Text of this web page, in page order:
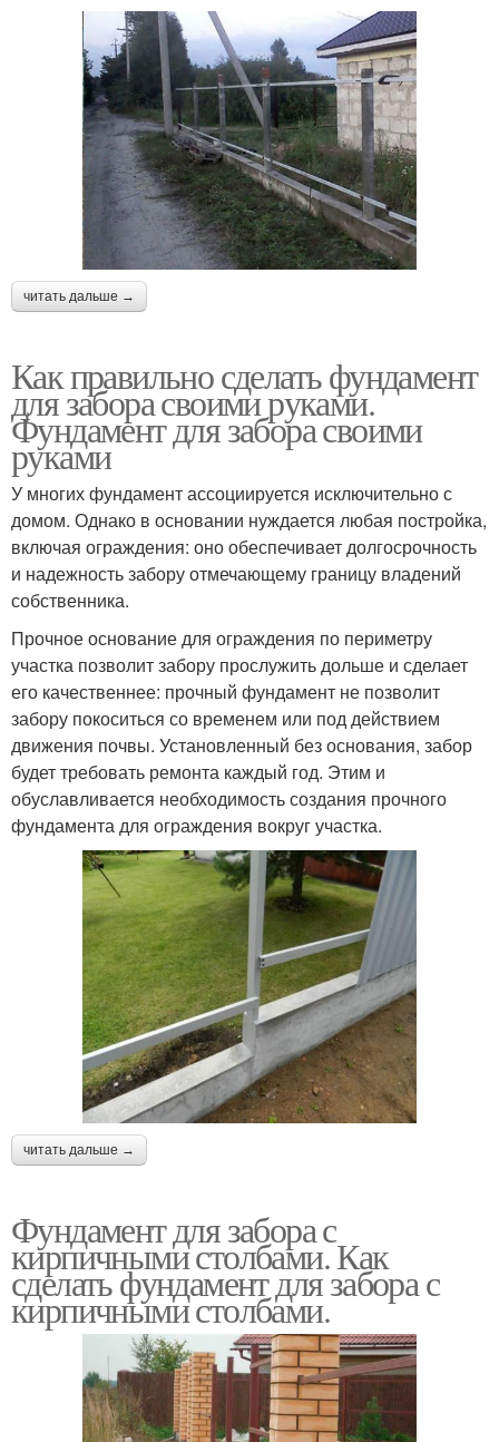
читать дальше →
Как правильно сделать фундамент
для забора своими руками.
Фундамент для забора своими
руками
У многих фундамент ассоциируется исключительно с
домом. Однако в основании нуждается любая постройка,
включая ограждения: оно обеспечивает долгосрочность
и надежность забору отмечающему границу владений
собственника.
Прочное основание для ограждения по периметру
участка позволит забору прослужить дольше и сделает
его качественнее: прочный фундамент не позволит
забору покоситься со временем или под действием
движения почвы. Установленный без основания, забор
будет требовать ремонта каждый год. Этим и
обуславливается необходимость создания прочного
фундамента для ограждения вокруг участка.
читать дальше →
Фундамент для забора с
кирпичными столбами. Как
сделать фундамент для забора с
кирпичными столбами.